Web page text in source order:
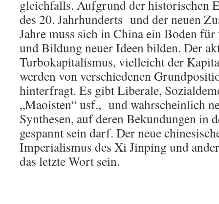
gleichfalls. Aufgrund der historischen
des 20. Jahrhunderts und der neuen
Jahre muss sich in China ein Boden
und Bildung neuer Ideen bilden. Der
Turbokapitalismus, vielleicht der
werden von verschiedenen
hinterfragt. Es gibt Liberale,
„Maoisten“ usf., und wahrscheinlich
Synthesen, auf deren Bekundungen in
gespannt sein darf. Der neue
Imperialismus des Xi Jinping und
das letzte Wort sein.